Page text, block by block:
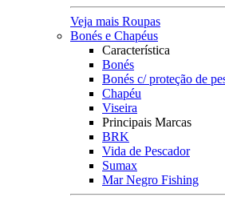
Veja mais Roupas
Bonés e Chapéus
Característica
Bonés
Bonés c/ proteção de
Chapéu
Viseira
Principais Marcas
BRK
Vida de Pescador
Sumax
Mar Negro Fishing